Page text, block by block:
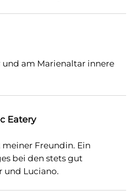
am Marienaltar innere
Eatery
Freundin. Ein
bei den stets gut
und Luciano.